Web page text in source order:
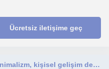
Ücretsiz iletişime geç
Hanımlara kişiye özel arapça,minimalizm, kişisel gelişim dersleri veriyorum